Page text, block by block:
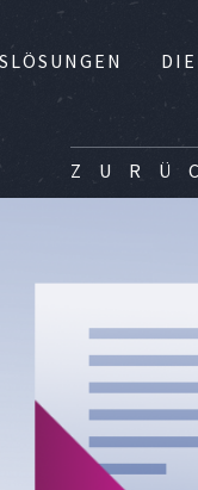
Z U R Ü